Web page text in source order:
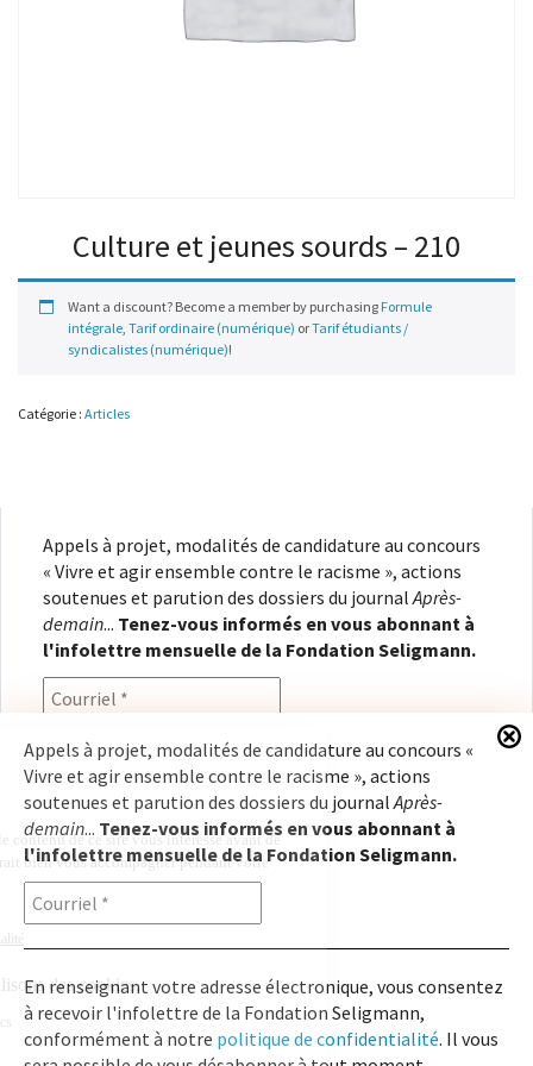
Culture et jeunes sourds – 210
Want a discount? Become a member by purchasing Formule
intégrale, Tarif ordinaire (numérique) orTarif étudiants /
syndicalistes (numérique)!
Catégorie : Articles
Appels à projet, modalités de candidature au concours
« Vivre et agir ensemble contre le racisme », actions
soutenues et parution des dossiers du journalAprès-
demain... Tenez-vous informés en vous abonnant à
l'infolettre mensuelle de la Fondation Seligmann.
En renseignant votre adresse électronique, vous
consentez à recevoir l'infolettre de la Fondation
Seligmann, conformément à notrepolitique de
confidentialité. Il vous sera possible de vous
désabonner à tout moment.
Copyright © 2026Fondation Seligmann|Mentions légales|Crédits
Fondation Seligmann
Journal Après-demain
Appels à projet, modalités de candidature au concours «
Vivre et agir ensemble contre le racisme », actions
soutenues et parution des dossiers du journalAprès-
demain... Tenez-vous informés en vous abonnant à
l'infolettre mensuelle de la Fondation Seligmann.
En renseignant votre adresse électronique, vous consentez
à recevoir l'infolettre de la Fondation Seligmann,
conformément à notre politique de confidentialité. Il vous